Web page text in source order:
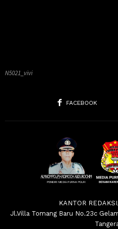
N5021_vivi
FACEBOOK
KANTOR
Jl.Villa Tomang Baru No.23c